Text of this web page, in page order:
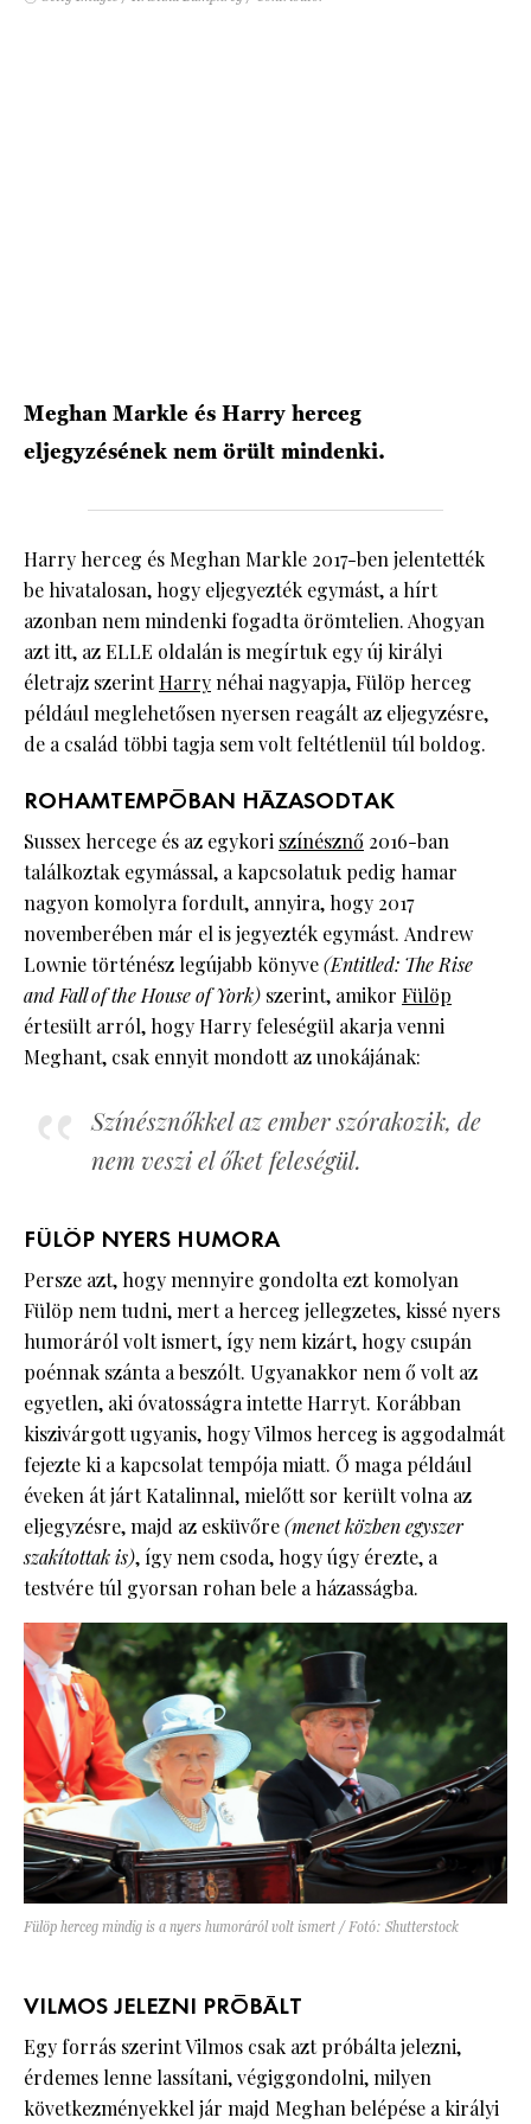
Meghan Markle és Harry herceg
eljegyzésének nem örült mindenki.
Harry herceg és Meghan Markle 2017-ben jelentették
be hivatalosan, hogy eljegyezték egymást, a hírt
azonban nem mindenki fogadta örömtelien. Ahogyan
azt itt, az ELLE oldalán is megírtuk egy új királyi
életrajz szerintHarrynéhai nagyapja, Fülöp herceg
például meglehetősen nyersen reagált az eljegyzésre,
de a család többi tagja sem volt feltétlenül túl boldog.
ROHAMTEMPÓBAN HÁZASODTAK
Sussex hercege és az egykori színésznő 2016-ban
találkoztak egymással, a kapcsolatuk pedig hamar
nagyon komolyra fordult, annyira, hogy 2017
novemberében már el is jegyezték egymást. Andrew
Lownie történész legújabb könyve(Entitled: The Rise
and Fall of the House of York) szerint, amikor Fülöp
értesült arról, hogy Harry feleségül akarja venni
Meghant, csak ennyit mondott az unokájának:
Színésznőkkel az ember szórakozik, de
nem veszi el őket feleségül.
FÜLÖP NYERS HUMORA
Persze azt, hogy mennyire gondolta ezt komolyan
Fülöp nem tudni, mert a herceg jellegzetes, kissé nyers
humoráról volt ismert, így nem kizárt, hogy csupán
poénnak szánta a beszólt. Ugyanakkor nem ő volt az
egyetlen, aki óvatosságra intette Harryt. Korábban
kiszivárgott ugyanis, hogy Vilmos herceg is aggodalmát
fejezte ki a kapcsolat tempója miatt. Ő maga például
éveken át járt Katalinnal, mielőtt sor került volna az
eljegyzésre, majd az esküvőre(menet közben egyszer
szakítottak is), így nem csoda, hogy úgy érezte, a
testvére túl gyorsan rohan bele a házasságba.
Fülöp herceg mindig is a nyers humoráról volt ismert / Fotó: Shutterstock
VILMOS JELEZNI PRÓBÁLT
Egy forrás szerint Vilmos csak azt próbálta jelezni,
érdemes lenne lassítani, végiggondolni, milyen
következményekkel jár majd Meghan belépése a királyi